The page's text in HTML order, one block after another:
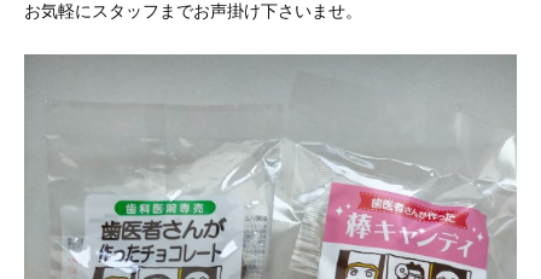
お気軽にスタッフまでお声掛け下さいませ。